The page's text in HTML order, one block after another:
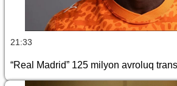
21:33
“Real Madrid” 125 milyon avroluq